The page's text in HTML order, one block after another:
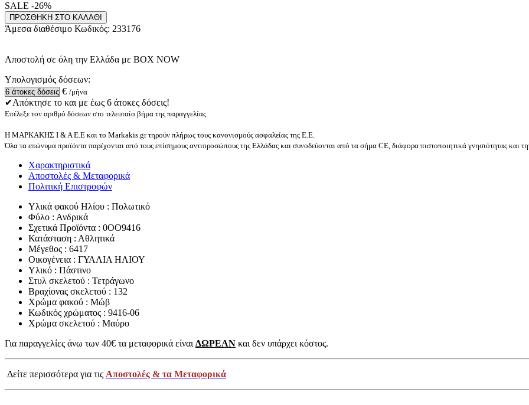
SALE -26%
ΠΡΟΣΘΗΚΗ ΣΤΟ ΚΑΛΑΘΙ
Άμεσα διαθέσιμο Κωδικός: 233176
Αποστολή σε όλη την Ελλάδα με BOX NOW
Υπολογισμός δόσεων:
€ /μήνα
✔Απόκτησε το και με έως 6 άτοκες δόσεις!
Επέλεξε τον αριθμό δόσεων στο τελευταίο βήμα της παραγγελίας.
Η ΜΑΡΚΑΚΗΣ Ι & Α Ε.Ε και το Markakis.gr τηρούν πλήρως τους κανονισμούς ασφαλείας της Ε.Ε.
Όλα τα επώνυμα προϊόντα παρέχονται από τους επίσημους αντιπροσώπους της Ελλάδας και συνοδεύονται από τα σήμα CE, διάφορα πιστοποιητικά γνησιότητας και
Χαρακτηριστικά
Αποστολές & Μεταφορικά
Πολιτική Επιστροφών
Υλικά φακού Ηλίου : Πολωτικό
Φύλο : Ανδρικά
Σχετικά Προϊόντα : 0OO9416
Κατάσταση : Αθλητικά
Μέγεθος : 6417
Οικογένεια : ΓΥΑΛΙΑ ΗΛΙΟΥ
Υλικό : Πάστινο
Στυλ σκελετού : Τετράγωνο
Βραχίονας σκελετού : 132
Χρώμα φακού : Μώβ
Κωδικός χρώματος : 9416-06
Χρώμα σκελετού : Μαύρο
Για παραγγελίες άνω των 40€ τα μεταφορικά είναι ΔΩΡΕΑΝ και δεν υπάρχει κόστος.
Δείτε περισσότερα για τις Αποστολές & τα Μεταφορικά